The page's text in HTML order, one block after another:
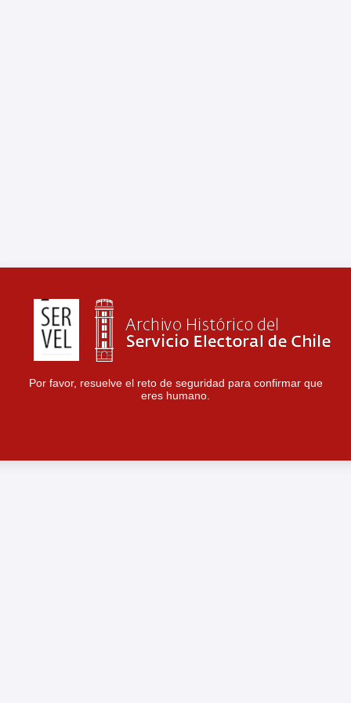
Por favor, resuelve el reto de seguridad para confirmar que
eres humano.